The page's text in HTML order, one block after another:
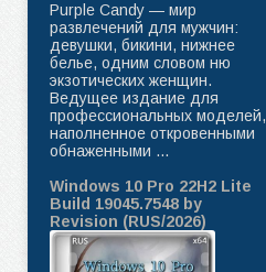
Purple Candy — мир
развлечений для мужчин:
девушки, бикини, нижнее
белье, одним словом ню
экзотических женщин.
Ведущее издание для
профессиональных моделей,
наполненное откровенными
обнаженными ...
Windows 10 Pro 22H2 Lite
Build 19045.7548 by
Revision (RUS/2026)